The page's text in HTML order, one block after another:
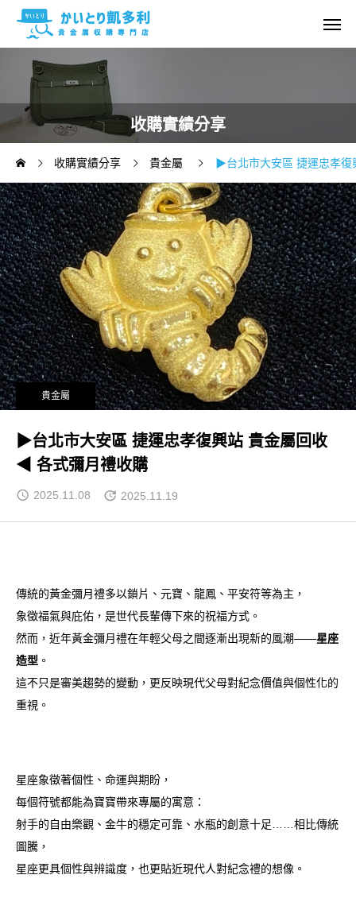
收購實績分享
收購實績分享 貴金屬 ▶台北市大安區 捷運忠孝
貴金屬
▶台北市大安區 捷運忠孝復興站 貴金屬回收
◀ 各式彌月禮收購
2025.11.08 2025.11.19
傳統的黃金彌月禮多以鎖片、元寶、龍鳳、平安符等為主，
象徵福氣與庇佑，是世代長輩傳下來的祝福方式。
然而，近年黃金彌月禮在年輕父母之間逐漸出現新的風潮——星座
造型 。
這不只是審美趨勢的變動，更反映現代父母對紀念價值與個性化的
重視。
星座象徵著個性、命運與期盼，
每個符號都能為寶寶帶來專屬的寓意：
射手的自由樂觀、金牛的穩定可靠、水瓶的創意十足……相比傳統
圖騰，
星座更具個性與辨識度，也更貼近現代人對紀念禮的想像。